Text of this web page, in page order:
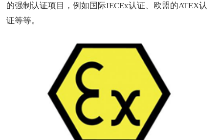
的强制认证项目，例如国际IECEx认证、欧盟的ATEX认
证等等。